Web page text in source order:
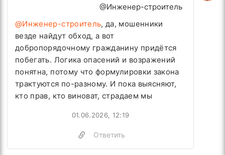
@Инженер-строитель
@Инженер-строитель, да, мошенники
везде найдут обход, а вот
добропорядочному гражданину придётся
побегать. Логика опасений и возражений
понятна, потому что формулировки закона
трактуются по-разному. И пока выясняют,
кто прав, кто виноват, страдаем мы
Ответить
01.06.2026, 12:19